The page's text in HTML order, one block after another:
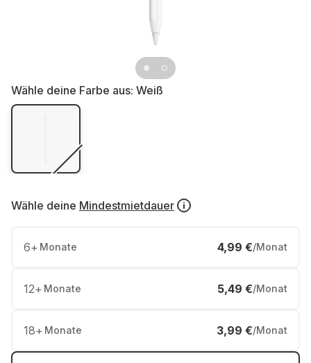
Wähle deine Farbe aus: Weiß
Wähle deine Mindestmietdauer
6+ Monate 4,99 €/Monat
12+ Monate 5,49 €/Monat
18+ Monate 3,99 €/Monat